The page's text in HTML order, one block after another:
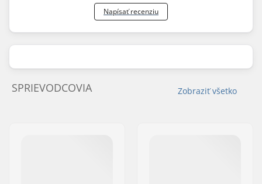
Napísať recenziu
Zobraziť všetko
SPRIEVODCOVIA